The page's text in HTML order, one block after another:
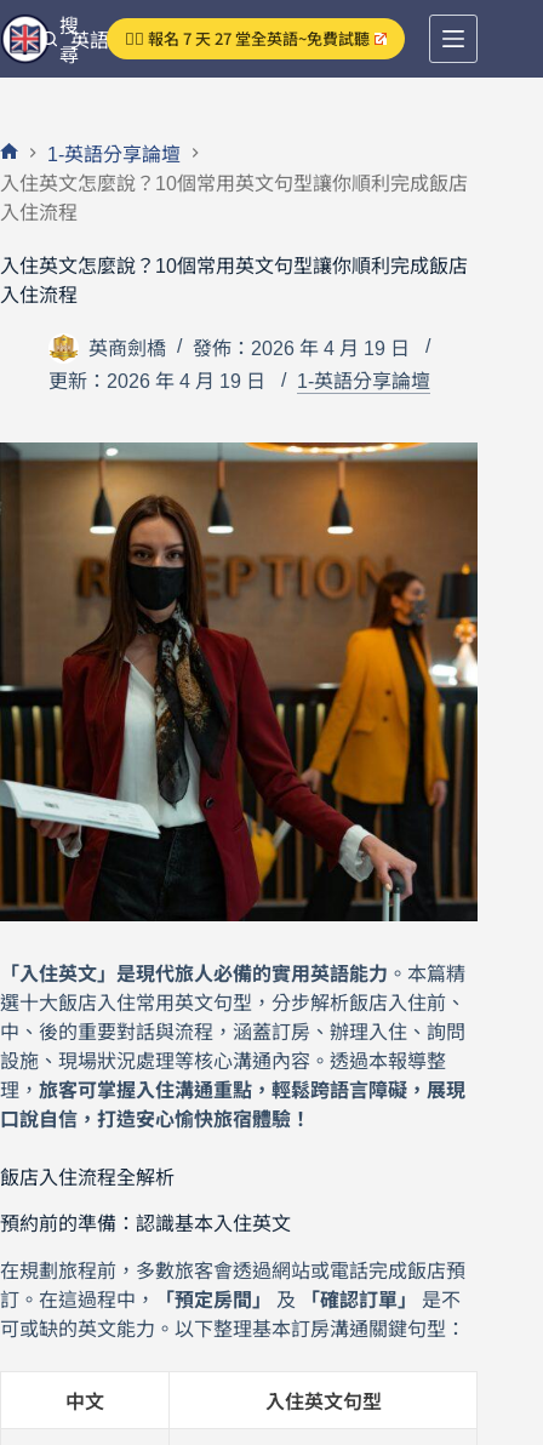
跳
至
主
容
英語分享論壇
搜
尋
👉🏻 報名 7 天 27 堂全英語~免費試聽
首
頁
1-英語分享論壇
入住英文怎麼說？10個常用英文句型讓你順利完成飯店
入住流程
入住英文怎麼說？10個常用英文句型讓你順利完成飯店
入住流程
英商劍橋
發佈：2026 年 4 月 19 日
更新：2026 年 4 月 19 日
1-英語分享論壇
「入住英文」是現代旅人必備的實用英語能力 。本篇精
選十大飯店入住常用英文句型，分步解析飯店入住前、
中、後的重要對話與流程，涵蓋訂房、辦理入住、詢問
設施、現場狀況處理等核心溝通內容。透過本報導整
理， 旅客可掌握入住溝通重點，輕鬆跨語言障礙，展現
口說自信，打造安心愉快旅宿體驗！
飯店入住流程全解析
預約前的準備：認識基本入住英文
在規劃旅程前，多數旅客會透過網站或電話完成飯店預
訂。在這過程中，
「預定房間」 及 「確認訂單」
是不
可或缺的英文能力。以下整理基本訂房溝通關鍵句型：
中文 入住英文句型